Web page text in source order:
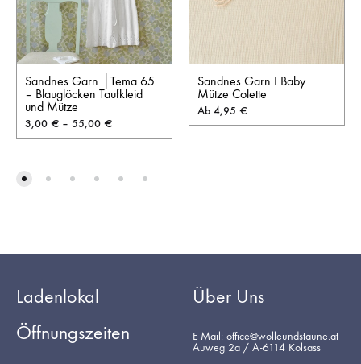
Sandnes Garn │Tema 65
– Blauglöcken Taufkleid
und Mütze
3,00 € – 55,00 €
Sandnes Garn I Baby
Mütze Colette
Ab 4,95 €
Ladenlokal
Öffnungszeiten
Über Uns
E-Mail: office@wolleundstaune.at
Auweg 2a / A-6114 Kolsass